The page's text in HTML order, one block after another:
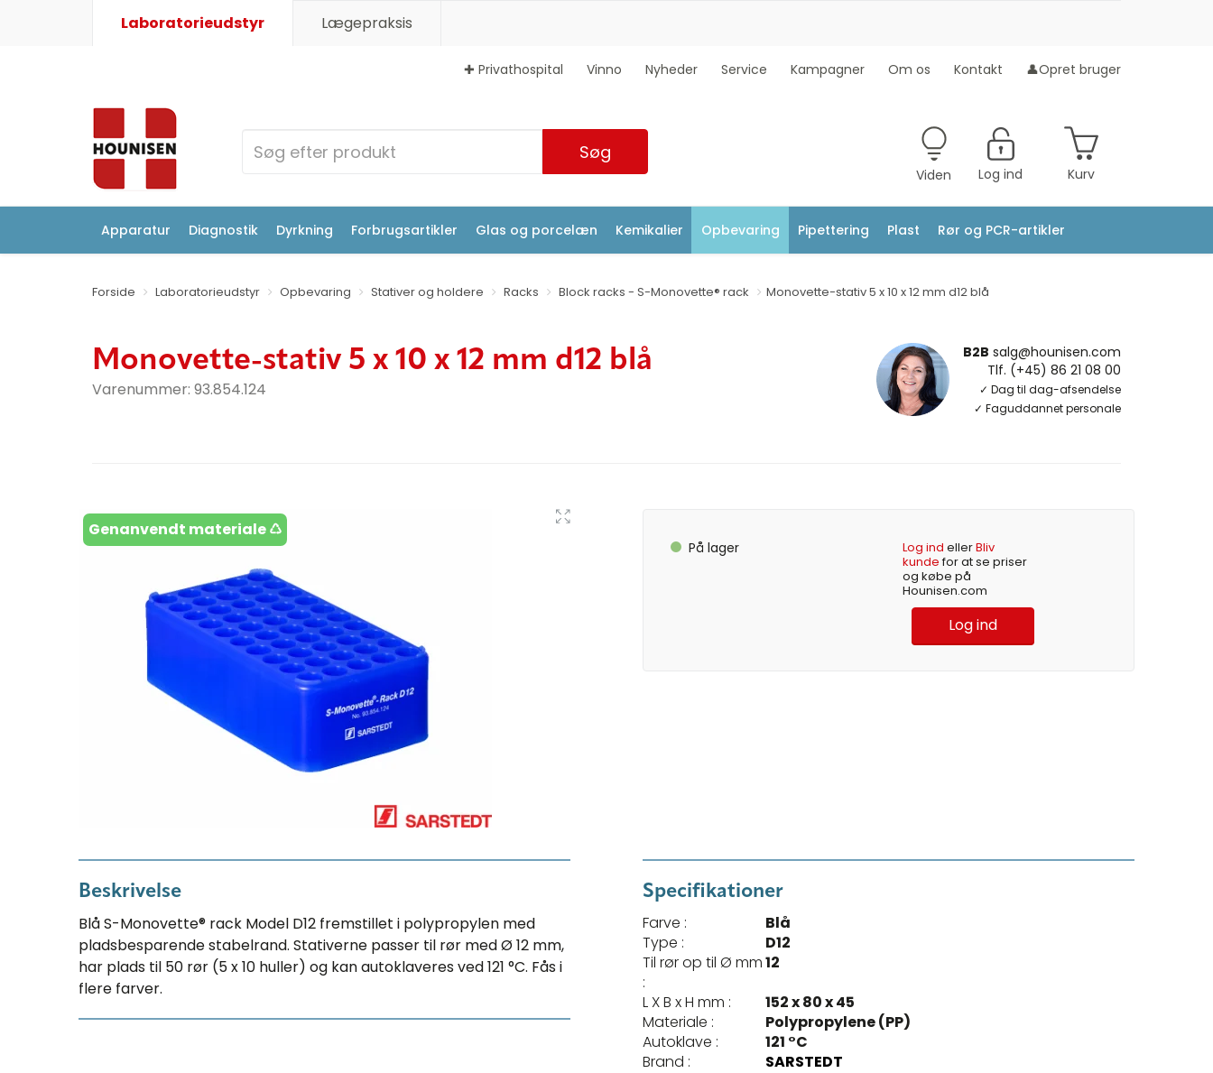
Laboratorieudstyr Lægepraksis
✚ Privathospital Vinno Nyheder Service Kampagner Om os Kontakt 👤Opret bruger
Søg
Viden Log ind Kurv
Apparatur Diagnostik Dyrkning Forbrugsartikler Glas og porcelæn Kemikalier Opbevaring Pipettering Plast Rør og PCR-artikler
Forside Laboratorieudstyr Opbevaring Stativer og holdere Racks Block racks - S-Monovette® rack Monovette-stativ 5 x 10 x 12 mm d12 blå
Monovette-stativ 5 x 10 x 12 mm d12 blå
Varenummer: 93.854.124
B2B salg@hounisen.com
Tlf. (+45) 86 21 08 00
✓ Dag til dag-afsendelse
✓ Faguddannet personale
Genanvendt materiale ♺
På lager Log ind ellerBliv
kundefor at se priser
og købe på
Hounisen.com
Log ind
Beskrivelse
Blå S-Monovette® rack Model D12 fremstillet i polypropylen med
pladsbesparende stabelrand. Stativerne passer til rør med Ø 12 mm,
har plads til 50 rør (5 x 10 huller) og kan autoklaveres ved 121 °C. Fås i
flere farver.
Specifikationer
Farve :
Blå
Type :
D12
Til rør op til Ø mm
:
12
L X B x H mm :
152 x 80 x 45
Materiale :
Polypropylene (PP)
Autoklave :
121 °C
Brand :
SARSTEDT